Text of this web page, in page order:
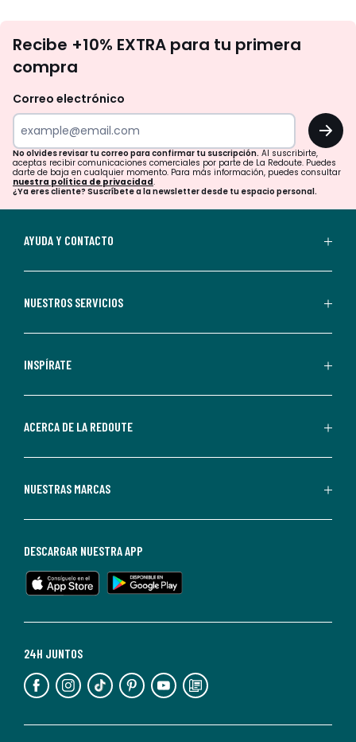
te
tu
para
confirmar
tu
suscripción.
aceptas
comerciales
personalizadas
parte
Redoute.
de
en
cualquier
Para
información,
puedes
nuestra
Recibe +10% EXTRA para tu primera
compra
Correo electrónico
OK
No olvides revisar tu correo para confirmar tu suscripción. Al suscribirte,
aceptas recibir comunicaciones comerciales por parte de La Redoute. Puedes
darte de baja en cualquier momento. Para más información, puedes consultar
nuestra política de privacidad.
¿Ya eres cliente? Suscríbete a la newsletter desde tu espacio personal.
AYUDA Y CONTACTO
NUESTROS SERVICIOS
INSPÍRATE
ACERCA DE LA REDOUTE
NUESTRAS MARCAS
24H JUNTOS
DESCARGAR NUESTRA APP